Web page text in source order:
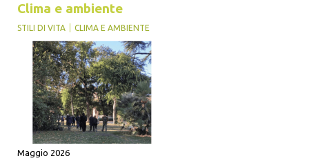
Clima e ambiente
STILI DI VITA CLIMA E AMBIENTE
Maggio 2026